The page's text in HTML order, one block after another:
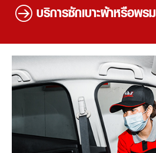
บริการซักเบาะผ้าหรือพรม